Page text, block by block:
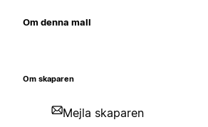
Om denna mall
Om skaparen
Mejla skaparen